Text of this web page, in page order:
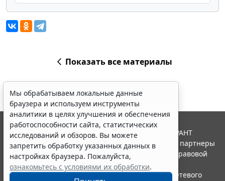
Показать все материалы
Мы обрабатываем локальные данные
браузера и используем инструменты
аналитики в целях улучшения и обеспечения
работоспособности сайта, статистических
исследований и обзоров. Вы можете
запретить обработку указанных данных в
настройках браузера. Пожалуйста,
ознакомьтесь с условиями их обработки.
© ООО "НПП "ГАРАНТ-СЕРВИС", 2026. Система ГАРАНТ
выпускается с 1990 года. Компания "Гарант" и ее партнеры
являются участниками Российской ассоциации правовой
информации ГАРАНТ.
Портал ГАРАНТ.РУ зарегистрирован в качестве сетевого